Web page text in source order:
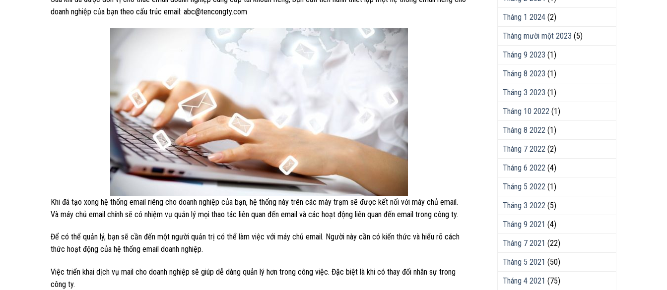
doanh nghiệp của bạn theo cấu trúc email: abc@tencongty.com
Khi đã tạo xong hệ thống email riêng cho doanh nghiệp của bạn, hệ thống này trên các máy trạm sẽ được kết nối với máy chủ email.
Và máy chủ email chính sẽ có nhiệm vụ quản lý mọi thao tác liên quan đến email và các hoạt động liên quan đến email trong công ty.
Để có thể quản lý, bạn sẽ cần đến một người quản trị có thể làm việc với máy chủ email. Người này cần có kiến thức và hiểu rõ cách
thức hoạt động của hệ thống email doanh nghiệp.
Việc triển khai dịch vụ mail cho doanh nghiệp sẽ giúp dễ dàng quản lý hơn trong công việc. Đặc biệt là khi có thay đổi nhân sự trong
công ty.
Tháng 1 2024 (2)
Tháng mười một 2023 (5)
Tháng 9 2023 (1)
Tháng 8 2023 (1)
Tháng 3 2023 (1)
Tháng 10 2022 (1)
Tháng 8 2022 (1)
Tháng 7 2022 (2)
Tháng 6 2022 (4)
Tháng 5 2022 (1)
Tháng 3 2022 (5)
Tháng 9 2021 (4)
Tháng 7 2021 (22)
Tháng 5 2021 (50)
Tháng 4 2021 (75)